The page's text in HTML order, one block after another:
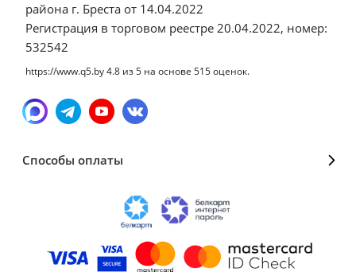
района г. Бреста от 14.04.2022
Регистрация в торговом реестре 20.04.2022, номер:
532542
https://www.q5.by4.8 из5 на основе 515оценок.
Способы оплаты